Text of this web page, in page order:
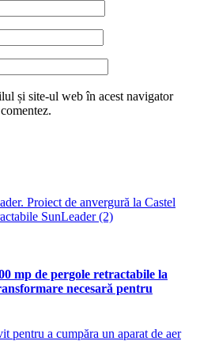
și site-ul web în acest navigator
mp de pergole retractabile la
necesară pentru